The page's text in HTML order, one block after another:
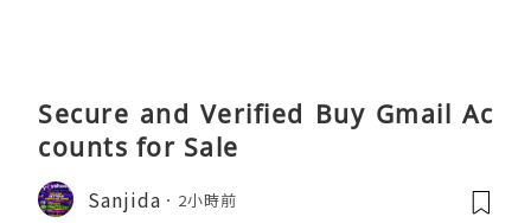
Secure and Verified Buy Gmail Ac
counts for Sale
Sanjida 2小時前